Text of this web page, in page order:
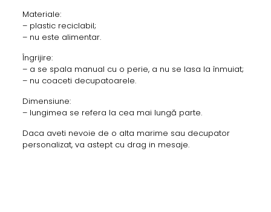
Materiale:
– plastic reciclabil;
– nu este alimentar.
Îngrijire:
– a se spala manual cu o perie, a nu se lasa la înmuiat;
– nu coaceti decupatoarele.
Dimensiune:
– lungimea se refera la cea mai lungă parte.
Daca aveti nevoie de o alta marime sau decupator
personalizat, va astept cu drag in mesaje.